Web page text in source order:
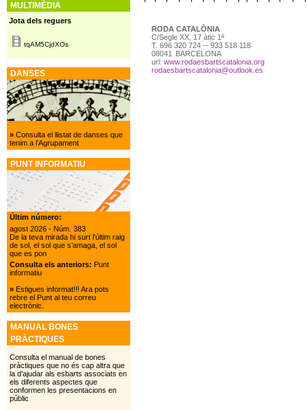
RODA CATALÒNIA
C/Segle XX, 17 àtic 1ª
T. 696 320 724 -- 933 518 118
08041
BARCELONA
url: www.rodaesbartscatalonia.org
rodaesbartscatalonia@outlook.es
MULTIMÈDIA
Jota dels reguers
tqAM5CjdXOs
DANSES
»Consulta el llistat de danses que
tenim a l'Agrupament
PUNT INFORMATIU
Últim número:
agost 2026 - Núm. 383
De la teva mirada hi surt l'últim raig
de sol, el sol que s’amaga, el sol
que es pon
Consulta els anteriors: Punt
informatiu
»Estigues informat!!! Ara pots
rebre el Punt al teu correu
electrònic.
MANUAL BONES
PRÀCTIQUES
Consulta el manual de bones
pràctiques que no és cap altra que
la d’ajudar als esbarts associats en
els diferents aspectes que
conformen les presentacions en
públic